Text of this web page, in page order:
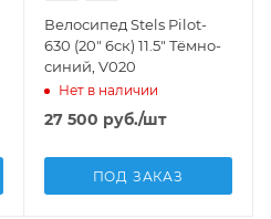
Велосипед Stels Pilot-
630 (20" 6ск) 11.5" Тёмно-
синий, V020
Нет в наличии
27 500 руб./шт
ПОД ЗАКАЗ